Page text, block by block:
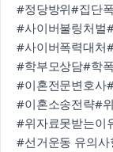
#정당방위#집단
#사이버불링처벌
#사이버폭력대처
#학부모상담#학
#이혼전문변호사
#이혼소송전략#
#위자료못받는이
#선거운동 유의사